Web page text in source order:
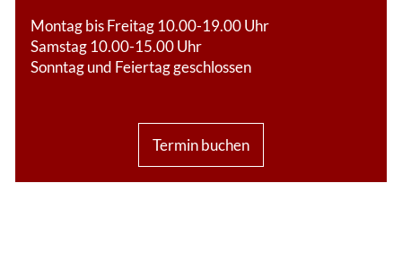
Montag bis Freitag 10.00-19.00 Uhr
Samstag 10.00-15.00 Uhr
Sonntag und Feiertag geschlossen
Termin buchen